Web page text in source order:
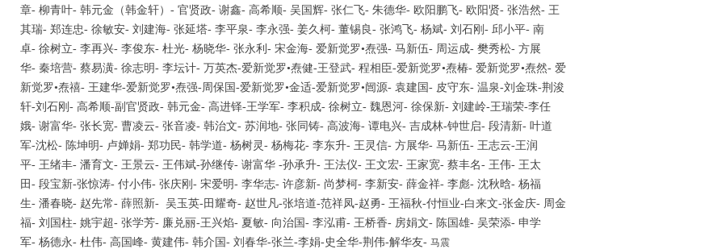
章- 柳青叶- 韩元金（韩金轩）- 官贤政- 谢鑫- 高希顺- 吴国辉- 张仁飞- 朱德华- 欧阳鹏飞- 欧阳贤- 张浩然- 王
其瑞- 郑连忠- 徐敏安- 刘建海- 张延塔- 李平泉- 李永强- 姜久柯- 董锡良- 张鸿飞- 杨斌- 刘石刚- 邱小平- 南
卓- 徐树立- 李再兴- 李俊东- 杜光- 杨晓华- 张永利- 宋金海- 爱新觉罗•焘强- 马新伍- 周运成- 樊秀松- 方展
华- 秦培营- 蔡易潢- 徐志明- 李坛计- 万英杰-爱新觉罗•焘健-王登武- 程相臣-爱新觉罗•焘椿- 爱新觉罗•焘然- 爱
新觉罗•焘禧- 王建华-爱新觉罗•焘强-周保国-爱新觉罗•金适-爱新觉罗•闿源- 袁建国- 皮守东- 温泉-刘金珠-荆浚
轩-刘石刚- 高希顺-副官贤政- 韩元金- 高进铎-王学军- 李积成- 徐树立- 魏恩河- 徐保新- 刘建岭-王瑞荣-李任
娥- 谢富华- 张长宽- 曹凌云- 张音凌- 韩治文- 苏润地- 张同铸- 高波海- 谭电兴- 吉成林-钟世启- 段清新- 叶道
军-沈松- 陈坤明- 卢婵娟- 郑功民- 韩学道- 杨树灵- 杨梅花- 李东升- 王灵信- 方展华- 马新伍- 王志云-王润
平- 王绪丰- 潘育文- 王景云- 王伟斌-孙继传- 谢富华 -孙承升- 王法仪- 王文宏- 王家宽- 蔡丰名- 王伟- 王太
田- 段宝新-张惊涛- 付小伟- 张庆刚- 宋爱明- 李华志- 许彦新- 尚梦柯- 李新安- 薛金祥- 李彪- 沈秋晗- 杨福
生- 潘春晓- 赵先常- 薛照新- 吴玉英-田耀奇- 赵世凡-张培道-范祥凤-赵勇- 王福秋-付恒业-白来文-张金庆- 周金
福- 刘国柱- 姚宇超- 张学芳- 廉兑丽-王兴焰- 夏敏- 向治国- 李泓甫- 王桥香- 房娟文- 陈国雄- 吴荣添- 申学
军- 杨德永- 杜伟- 高国峰- 黄建伟- 韩介国- 刘春华-张兰-李娟-史全华-荆伟-解华友- 马震